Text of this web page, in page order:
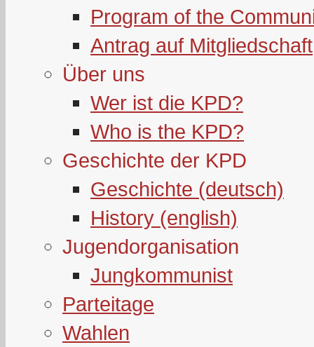
Program of the
Antrag auf Mitgliedschaft
Über uns
Wer ist die KPD?
Who is the KPD?
Geschichte der KPD
Geschichte (deutsch)
History (english)
Jugendorganisation
Jungkommunist
Parteitage
Wahlen